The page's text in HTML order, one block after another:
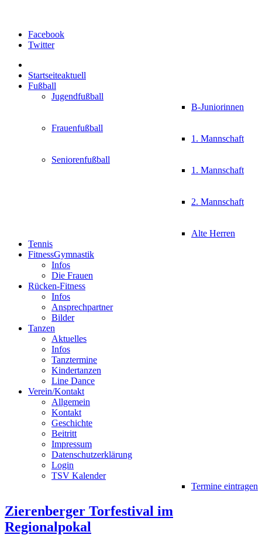
Facebook
Twitter
Startseiteaktuell
Fußball
Jugendfußball
B-Juniorinnen
Frauenfußball
1. Mannschaft
Seniorenfußball
1. Mannschaft
2. Mannschaft
Alte Herren
Tennis
FitnessGymnastik
Infos
Die Frauen
Rücken-Fitness
Infos
Ansprechpartner
Bilder
Tanzen
Aktuelles
Infos
Tanztermine
Kindertanzen
Line Dance
Verein/Kontakt
Allgemein
Kontakt
Geschichte
Beitritt
Impressum
Datenschutzerklärung
Login
TSV Kalender
Termine eintragen
Zierenberger Torfestival im
Regionalpokal